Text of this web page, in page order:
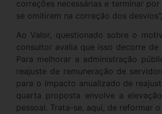
correções necessárias e terminar
se omitirem na correção dos
Ao Valor, questionado sobre o
consultor avalia que isso decorre
Para melhorar a administração
reajuste de remuneração de
para o impacto anualizado de
quarta proposta envolve a
pessoal. Trata-se, aqui, de reformar